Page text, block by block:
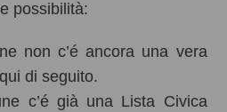
possibilità:
non c’é ancora una vera
di seguito.
c’é già una Lista Civica